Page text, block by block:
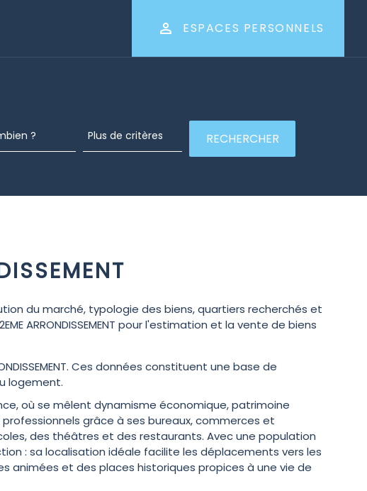
ESPACES PERSONNELS
du marché, typologie des biens, quartiers recherchés et
ARRONDISSEMENT pour l'estimation et la vente de biens
Ces données constituent une base de
logement.
où se mêlent dynamisme économique, patrimoine
grâce à ses bureaux, commerces et
des théâtres et des restaurants. Avec une population
: sa localisation idéale facilite les déplacements vers les
et des places historiques propices à une vie de